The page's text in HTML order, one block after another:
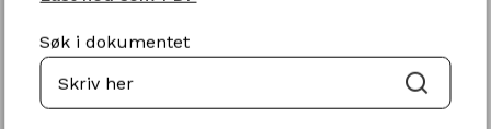
Servicetorget
Telefon
Søk i dokumentet
Søk